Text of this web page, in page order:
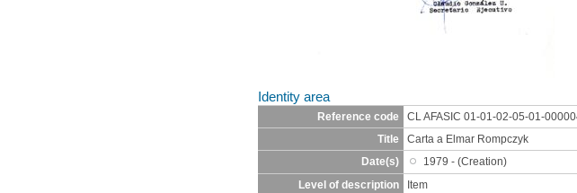
Identity area
Reference code
CL AFASIC 01-01-02-05-01-
Title
Carta a Elmar Rompczyk
Date(s)
1979 - (Creation)
Level of description
Item